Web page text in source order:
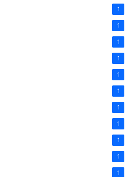
1
1
1
1
1
1
1
1
1
1
1